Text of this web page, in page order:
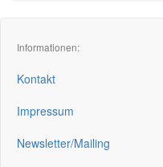
Informationen:
Kontakt
Impressum
Newsletter/Mailing